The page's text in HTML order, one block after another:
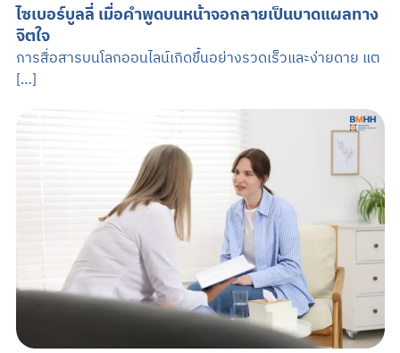
ไซเบอร์บูลลี่ เมื่อคำพูดบนหน้าจอกลายเป็นบาดแผลทาง
จิตใจ
การสื่อสารบนโลกออนไลน์เกิดขึ้นอย่างรวดเร็วและง่ายดาย แต
[…]